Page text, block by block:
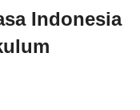
Indonesia